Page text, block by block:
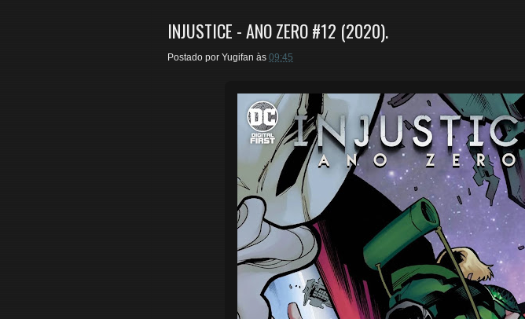
INJUSTICE - ANO ZERO #12 (2020).
Postado por Yugifan às 09:45